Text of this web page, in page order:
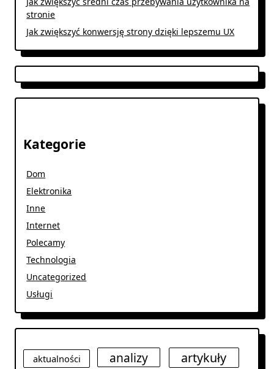
stronie
Jak zwiększyć konwersję strony dzięki lepszemu UX
Kategorie
Dom
Elektronika
Inne
Internet
Polecamy
Technologia
Uncategorized
Usługi
aktualności analizy artykuły